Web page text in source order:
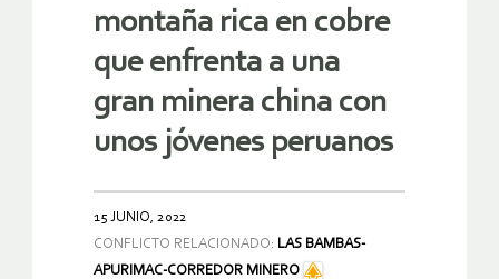
montaña rica en cobre
que enfrenta a una
gran minera china con
unos jóvenes peruanos
15 JUNIO, 2022
CONFLICTO RELACIONADO: LAS BAMBAS-
APURIMAC-CORREDOR MINERO